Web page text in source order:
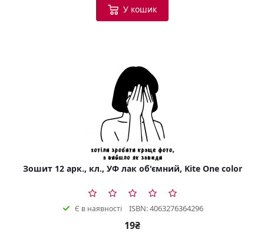
У кошик
Зошит 12 арк., кл., УФ лак об'ємний, Kite One color
Є в наявності ISBN: 4063276364296
19₴